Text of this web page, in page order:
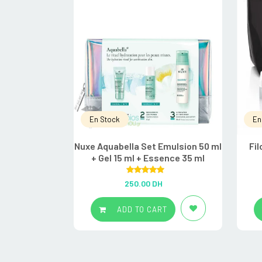
En Stock
Nuxe Aquabella Set Emulsion 50 ml
+ Gel 15 ml + Essence 35 ml
Rated 5.00
out of 5
250.00 DH
ADD TO CART